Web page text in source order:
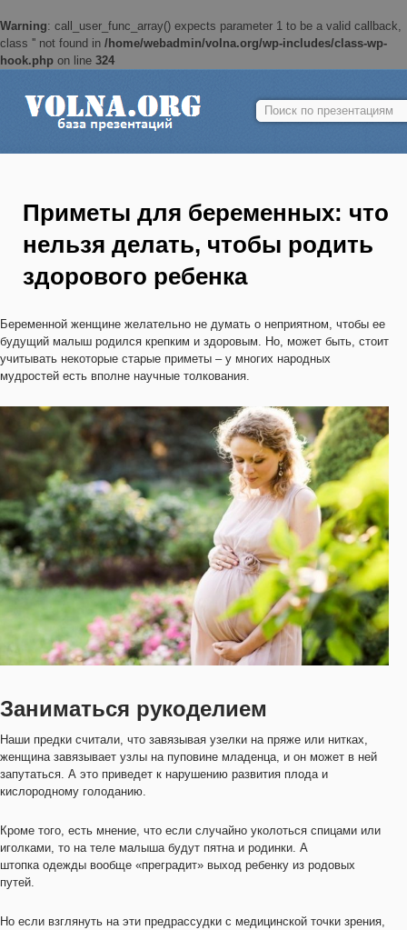
Warning: call_user_func_array() expects parameter 1 to be a valid callback,
class '' not found in /home/webadmin/volna.org/wp-includes/class-wp-
hook.php on line 324
Найти:
Приметы для беременных: что
нельзя делать, чтобы родить
здорового ребенка
Беременной женщине желательно не думать о неприятном, чтобы ее
будущий малыш родился крепким и здоровым. Но, может быть, стоит
учитывать некоторые старые приметы – у многих народных
мудростей есть вполне научные толкования.
Заниматься рукоделием
Наши предки считали, что завязывая узелки на пряже или нитках,
женщина завязывает узлы на пуповине младенца, и он может в ней
запутаться. А это приведет к нарушению развития плода и
кислородному голоданию.
Кроме того, есть мнение, что если случайно уколоться спицами или
иголками, то на теле малыша будут пятна и родинки. А
штопка одежды вообще «преградит» выход ребенку из родовых
путей.
Но если взглянуть на эти предрассудки с медицинской точки зрения,